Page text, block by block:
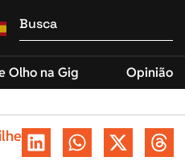
Olho na Gig Opinião